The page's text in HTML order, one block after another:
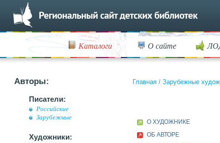
Каталоги О сайте
Авторы:
Писатели:
Российские
Зарубежные
Художники:
Главная / Зарубежные
О ХУДОЖНИКЕ
ОБ АВТОРЕ